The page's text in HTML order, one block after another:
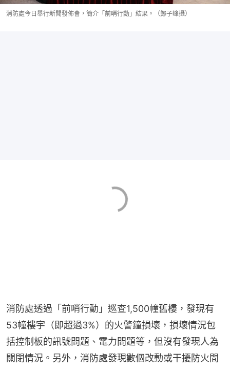
消防處今日舉行新聞發佈會，簡介「前哨行動」結果。（鄭子峰攝）
消防處透過「前哨行動」巡查1,500幢舊樓，發現有
53幢樓宇（即超過3%）的火警鐘損壞，損壞情況包
括控制板的訊號問題、電力問題等，但沒有發現人為
關閉情況。另外，消防處發現數個改動或干擾防火間